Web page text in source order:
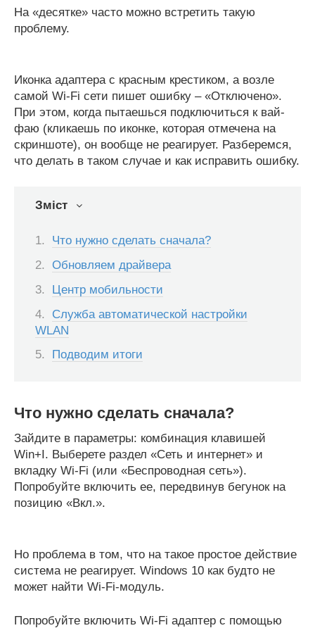
На «десятке» часто можно встретить такую
проблему.
Иконка адаптера с красным крестиком, а возле
самой Wi-Fi сети пишет ошибку – «Отключено».
При этом, когда пытаешься подключиться к вай-
фаю (кликаешь по иконке, которая отмечена на
скриншоте), он вообще не реагирует. Разберемся,
что делать в таком случае и как исправить ошибку.
Зміст
Что нужно сделать сначала?
Обновляем драйвера
Центр мобильности
Служба автоматической настройки
WLAN
Подводим итоги
Что нужно сделать сначала?
Зайдите в параметры: комбинация клавишей
Win+I. Выберете раздел «Сеть и интернет» и
вкладку Wi-Fi (или «Беспроводная сеть»).
Попробуйте включить ее, передвинув бегунок на
позицию «Вкл.».
Но проблема в том, что на такое простое действие
система не реагирует. Windows 10 как будто не
может найти Wi-Fi-модуль.
Попробуйте включить Wi-Fi адаптер с помощью